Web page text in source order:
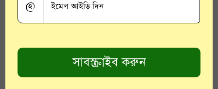
স্মৃতিচারণায়।
শহর কলকাতা, আর সেই কলকাতা ময়দানের
একটি ঐতিহাসিক দিন ছিল যেদিন নিউ ইয়র্ক
কসমস ক্লাবের হয়েমোহনবাগানেরবিরুদ্ধে
@